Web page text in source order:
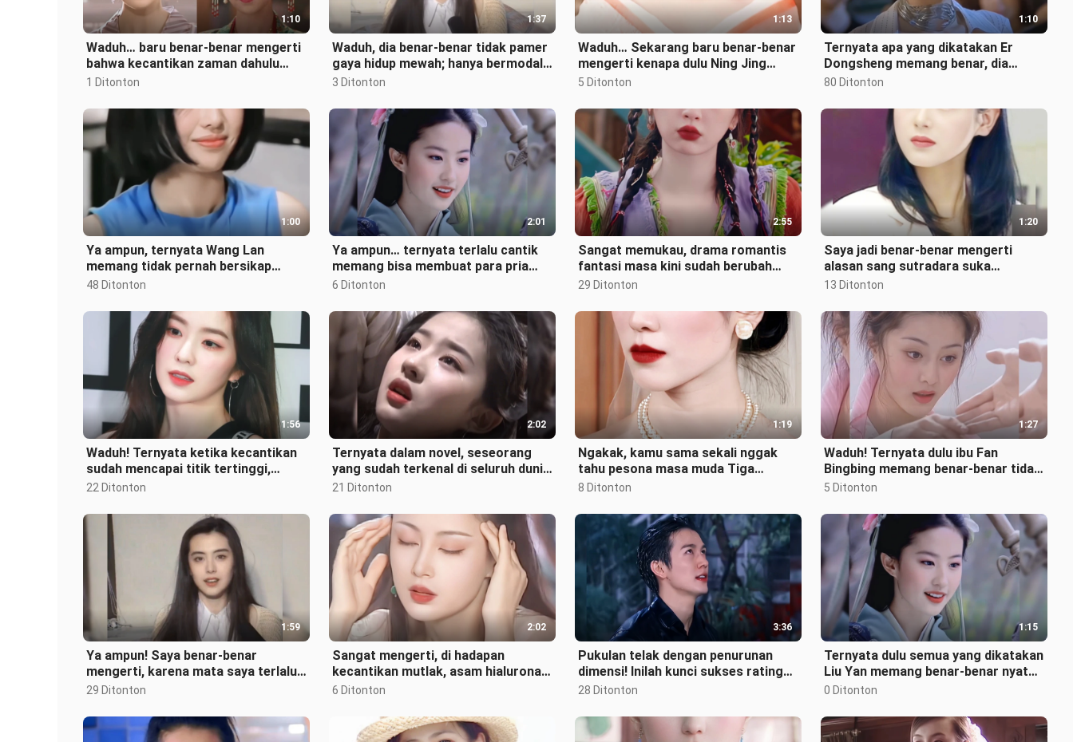
1:10
Waduh… baru benar-benar mengerti
bahwa kecantikan zaman dahulu
memang membutuhkan wibawa dan
1 Ditonton
1:37
Waduh, dia benar‑benar tidak pamer
gaya hidup mewah; hanya bermodal
rambutnya saja sudah
3 Ditonton
1:13
Waduh… Sekarang baru benar-benar
mengerti kenapa dulu Ning Jing
tidak pernah bersikap seperti itu!
5 Ditonton
1:10
Ternyata apa yang dikatakan Er
Dongsheng memang benar, dia
adalah tipe wanita yang cantiknya
80 Ditonton
1:00
Ya ampun, ternyata Wang Lan
memang tidak pernah bersikap
Ver‑sailles! Ternyata si badutnya
48 Ditonton
2:01
Ya ampun… ternyata terlalu cantik
memang bisa membuat para pria
mundur!
6 Ditonton
2:55
Sangat memukau, drama romantis
fantasi masa kini sudah berubah
menjadi serial anak-anak!
29 Ditonton
1:20
Saya jadi benar‑benar mengerti
alasan sang sutradara suka
memotret wajah dari jarak dekat
13 Ditonton
1:56
Waduh! Ternyata ketika kecantikan
sudah mencapai titik tertinggi,
tinggi badan pun tak lagi berarti!
22 Ditonton
2:02
Ternyata dalam novel, seseorang
yang sudah terkenal di seluruh dunia
dan mempesona seantero negeri s
21 Ditonton
1:19
Ngakak, kamu sama sekali nggak
tahu pesona masa muda Tiga
Bersaudari Wang!
8 Ditonton
1:27
Waduh! Ternyata dulu ibu Fan
Bingbing memang benar‑benar tidak
sedang bersikap versailles!
5 Ditonton
1:59
Ya ampun! Saya benar‑benar
mengerti, karena mata saya terlalu
indah sampai ada yang curiga saya
29 Ditonton
2:02
Sangat mengerti, di hadapan
kecantikan mutlak, asam hialuronat
dan ekstrak plasenta domba pun tak
6 Ditonton
3:36
Pukulan telak dengan penurunan
dimensi! Inilah kunci sukses rating
tayangan drama Thailand di masa i
28 Ditonton
1:15
Ternyata dulu semua yang dikatakan
Liu Yan memang benar-benar nyata
hahaha!
0 Ditonton